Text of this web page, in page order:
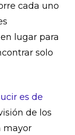
cada uno
lugar para
solo
es de
de los
mayor